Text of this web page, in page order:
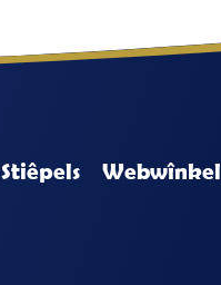
Stiêpels Webwînkel